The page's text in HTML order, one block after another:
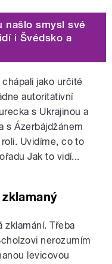
našlo smysl své
i Švédsko a
jako určité
autoritativní
s Ukrajinou a
s Ázerbájdžánem
Uvidíme, co to
Jak to vidí...
zklamání. Třeba
nerozumím
levicovou